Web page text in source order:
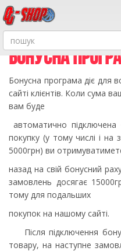
БОНУСНА
Бонусна програма діє
сайті клієнтів. Коли сума
вам буде
автоматично
покупку (у тому числі і
5000грн) ви
назад на свій бонусний
замовлень досягає
тому для подальших
покупок на нашому сайті.
Після підключення
товару, на наступне